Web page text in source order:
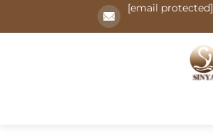
[email protected]